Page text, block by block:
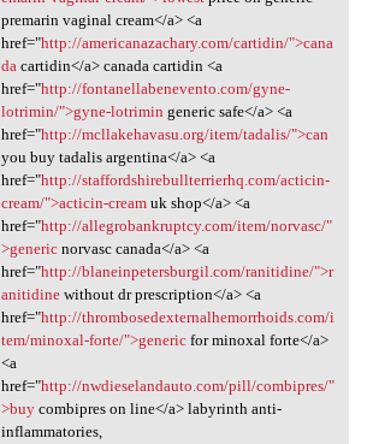
premarin vaginal cream</a> <a
href="http://americanazachary.com/cartidin/">cana
dacartidin</a> canada cartidin <a
href="http://fontanellabenevento.com/gyne-
lotrimin/">gyne-lotrimin generic safe</a> <a
href="http://mcllakehavasu.org/item/tadalis/">can
you buy tadalis argentina</a> <a
href="http://staffordshirebullterrierhq.com/acticin-
cream/">acticin-creamuk shop</a> <a
href="http://allegrobankruptcy.com/item/norvasc/"
>genericnorvasc canada</a> <a
href="http://blaneinpetersburgil.com/ranitidine/">r
anitidinewithout dr prescription</a> <a
href="http://thrombosedexternalhemorrhoids.com/i
tem/minoxal-forte/">genericfor minoxal forte</a>
<a
href="http://nwdieselandauto.com/pill/combipres/"
>buycombipres on line</a> labyrinth anti-
inflammatories,